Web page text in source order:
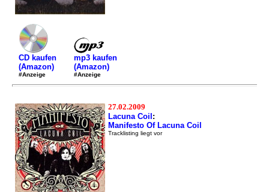
CD kaufen
(Amazon)
#Anzeige
mp3 kaufen
(Amazon)
#Anzeige
27.02.2009
Lacuna Coil :
Manifesto Of Lacuna Coil
Tracklisting liegt vor